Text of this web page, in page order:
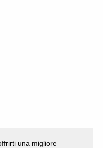
una migliore